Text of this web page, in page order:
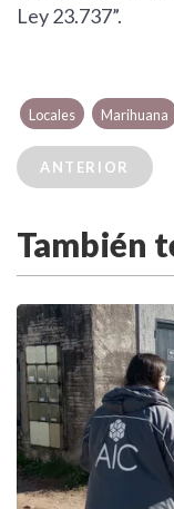
Ley 23.737”.
Locales Marihuana
ANTERIOR
También